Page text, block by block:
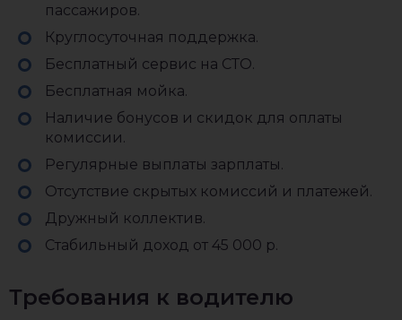
пассажиров.
Круглосуточная поддержка.
Бесплатный сервис на СТО.
Бесплатная мойка.
Наличие бонусов и скидок для оплаты
комиссии.
Регулярные выплаты зарплаты.
Отсутствие скрытых комиссий и платежей.
Дружный коллектив.
Стабильный доход от 45 000 р.
Требования к водителю